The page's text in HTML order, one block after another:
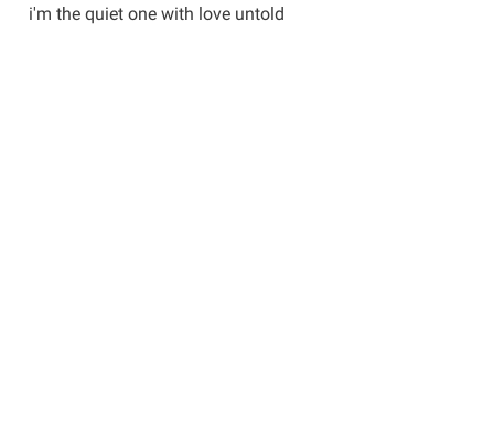
i'm the quiet one with love untold